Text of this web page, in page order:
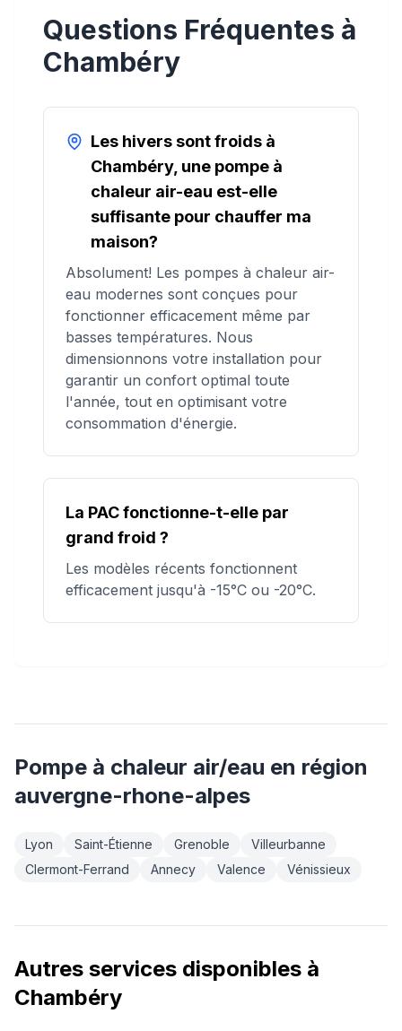
Questions Fréquentes à
Chambéry
Les hivers sont froids à
Chambéry, une pompe à
chaleur air-eau est-elle
suffisante pour chauffer ma
maison?
Absolument! Les pompes à chaleur air-
eau modernes sont conçues pour
fonctionner efficacement même par
basses températures. Nous
dimensionnons votre installation pour
garantir un confort optimal toute
l'année, tout en optimisant votre
consommation d'énergie.
La PAC fonctionne-t-elle par
grand froid ?
Les modèles récents fonctionnent
efficacement jusqu'à -15°C ou -20°C.
Pompe à chaleur air/eau en région
auvergne-rhone-alpes
Lyon Saint-Étienne Grenoble
Villeurbanne
Clermont-Ferrand
Annecy Valence Vénissieux
Autres services disponibles à
Chambéry